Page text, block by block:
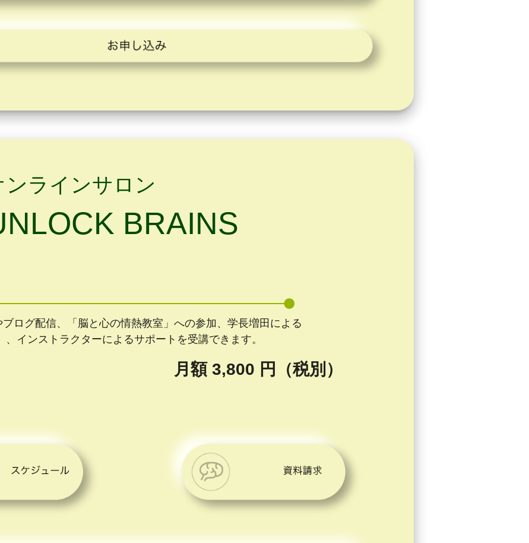
ンラインサロン
BRAINS
ログ配信、「脳と心の情熱教室」への参加、学長増田による
、インストラクターによるサポートを受講できます。
月額 3,800 円（税別）